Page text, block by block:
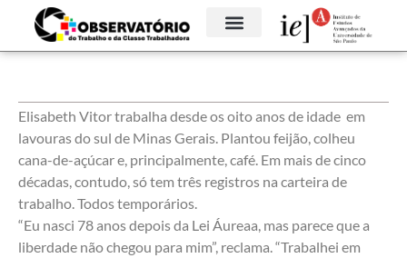
Elisabeth Vitor trabalha desde os oito anos de idade em
lavouras do sul de Minas Gerais. Plantou feijão, colheu
cana-de-açúcar e, principalmente, café. Em mais de cinco
décadas, contudo, só tem três registros na carteira de
trabalho. Todos temporários.⁠⁠
“Eu nasci 78 anos depois da Lei Áureaa, mas parece que a
liberdade não chegou para mim”, reclama. “Trabalhei em